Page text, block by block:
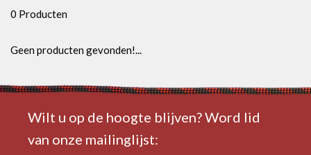
0 Producten
Geen producten gevonden!...
Wilt u op de hoogte blijven? Word lid
van onze mailinglijst: